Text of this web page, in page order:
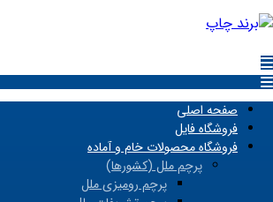
صفحه اصلی
فروشگاه فایل
فروشگاه محصولات خام و آماده
پرچم ملل (کشورها)
پرچم رومیزی ملل